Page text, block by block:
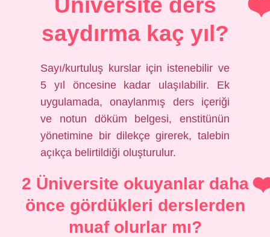
Üniversite ders
saydırma kaç yıl?
Sayı/kurtuluş kurslar için istenebilir ve
5 yıl öncesine kadar ulaşılabilir. Ek
uygulamada, onaylanmış ders içeriği
ve notun döküm belgesi, enstitünün
yönetimine bir dilekçe girerek, talebin
açıkça belirtildiği oluşturulur.
2 Üniversite okuyanlar daha
önce gördükleri derslerden
muaf olurlar mı?